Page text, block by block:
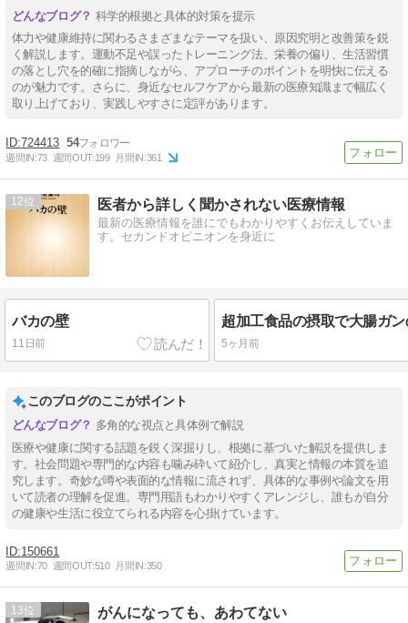
科学的根拠と具体的対策を提示
体力や健康維持に関わるさまざまなテーマを扱い、原因究明と改善策を鋭
く解説します。運動不足や誤ったトレーニング法、栄養の偏り、生活習慣
の落とし穴を的確に指摘しながら、アプローチのポイントを明快に伝える
のが魅力です。さらに、身近なセルフケアから最新の医療知識まで幅広く
取り上げており、実践しやすさに定評があります。
724413 54
週間IN:73 週間OUT:199 月間IN:361
12 医者から詳しく聞かされない医療情報
最新の医療情報を誰にでもわかりやすくお伝えしていま
す。セカンドオピニオンを身近に
バカの壁
11日前 5ヶ月前
このブログのここがポイント
多角的な視点と具体例で解説
医療や健康に関する話題を鋭く深掘りし、根拠に基づいた解説を提供しま
す。社会問題や専門的な内容も噛み砕いて紹介し、真実と情報の本質を追
究します。奇妙な噂や表面的な情報に流されず、具体的な事例や論文を用
いて読者の理解を促進。専門用語もわかりやすくアレンジし、誰もが自分
の健康や生活に役立てられる内容を心掛けています。
150661
週間IN:70 週間OUT:510 月間IN:350
13 がんになっても、あわてない